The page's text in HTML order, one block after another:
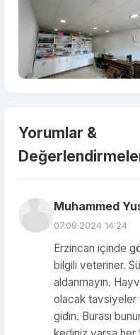
Yorumlar &
Muhammed
07.09.2024 14:24
Erzincan içinde
bilgili veteriner.
aldanmayın.
olacak
gidin. Burası